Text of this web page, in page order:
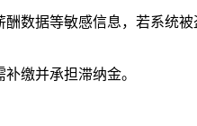
据等敏感信息，若系统被
缴并承担滞纳金。